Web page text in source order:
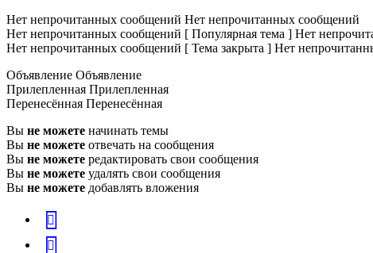
Нет непрочитанных сообщений Нет непрочитанных сообщений
Нет непрочитанных сообщений [ Популярная тема ] Нет
Нет непрочитанных сообщений [ Тема закрыта ] Нет
Объявление Объявление
Прилепленная Прилепленная
Перенесённая Перенесённая
Вы не можете начинать темы
Вы не можете отвечать на сообщения
Вы не можете редактировать свои сообщения
Вы не можете удалять свои сообщения
Вы не можете добавлять вложения
vk
Telegram